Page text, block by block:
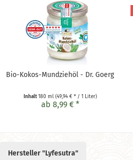
Bio-Kokos-Mundziehöl - Dr. Goerg
Inhalt180 ml (49,94 € * / 1 Liter)
ab 8,99 € *
Hersteller "Lyfesutra"